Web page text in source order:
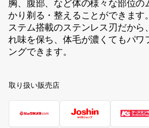
胸、腹部、など体の様々な部位の
かり剃る・整えることができます
ステム搭載のステンレス刃だから
れ味を保ち、体毛が濃くてもパワ
ングできます。
取り扱い販売店